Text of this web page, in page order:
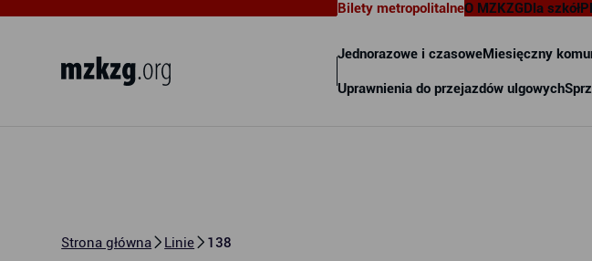
Bilety metropolitalne
Jednorazowe i czasoweMiesięczny
Uprawnienia do przejazdów ulgowych
O MZKZGDla szkół
Strona główna Linie 138